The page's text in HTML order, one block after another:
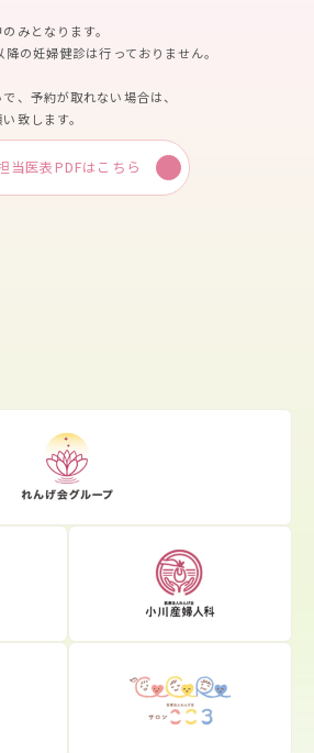
みとなります。
の妊婦健診は行っておりません。
、予約が取れない場合は、
致します。
当医表PDFはこちら